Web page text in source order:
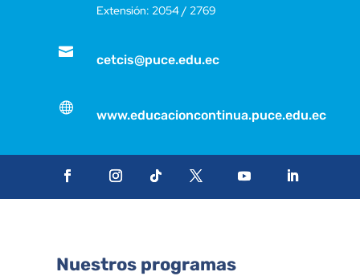
Extensión: 2054 / 2769

cetcis@puce.edu.ec

www.educacioncontinua.puce.edu.ec
Nuestros programas